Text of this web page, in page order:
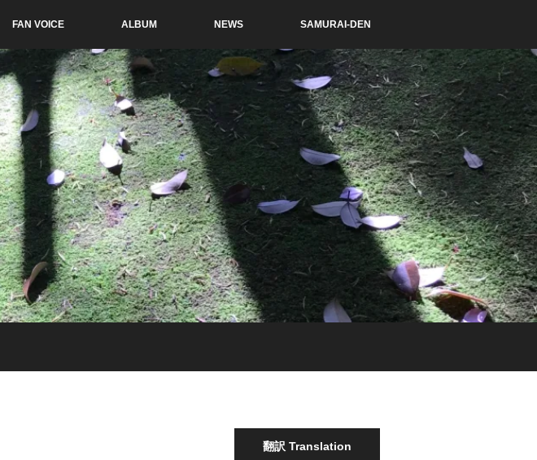
FAN VOICE ALBUM NEWS SAMURAI-DEN
翻訳 Translation